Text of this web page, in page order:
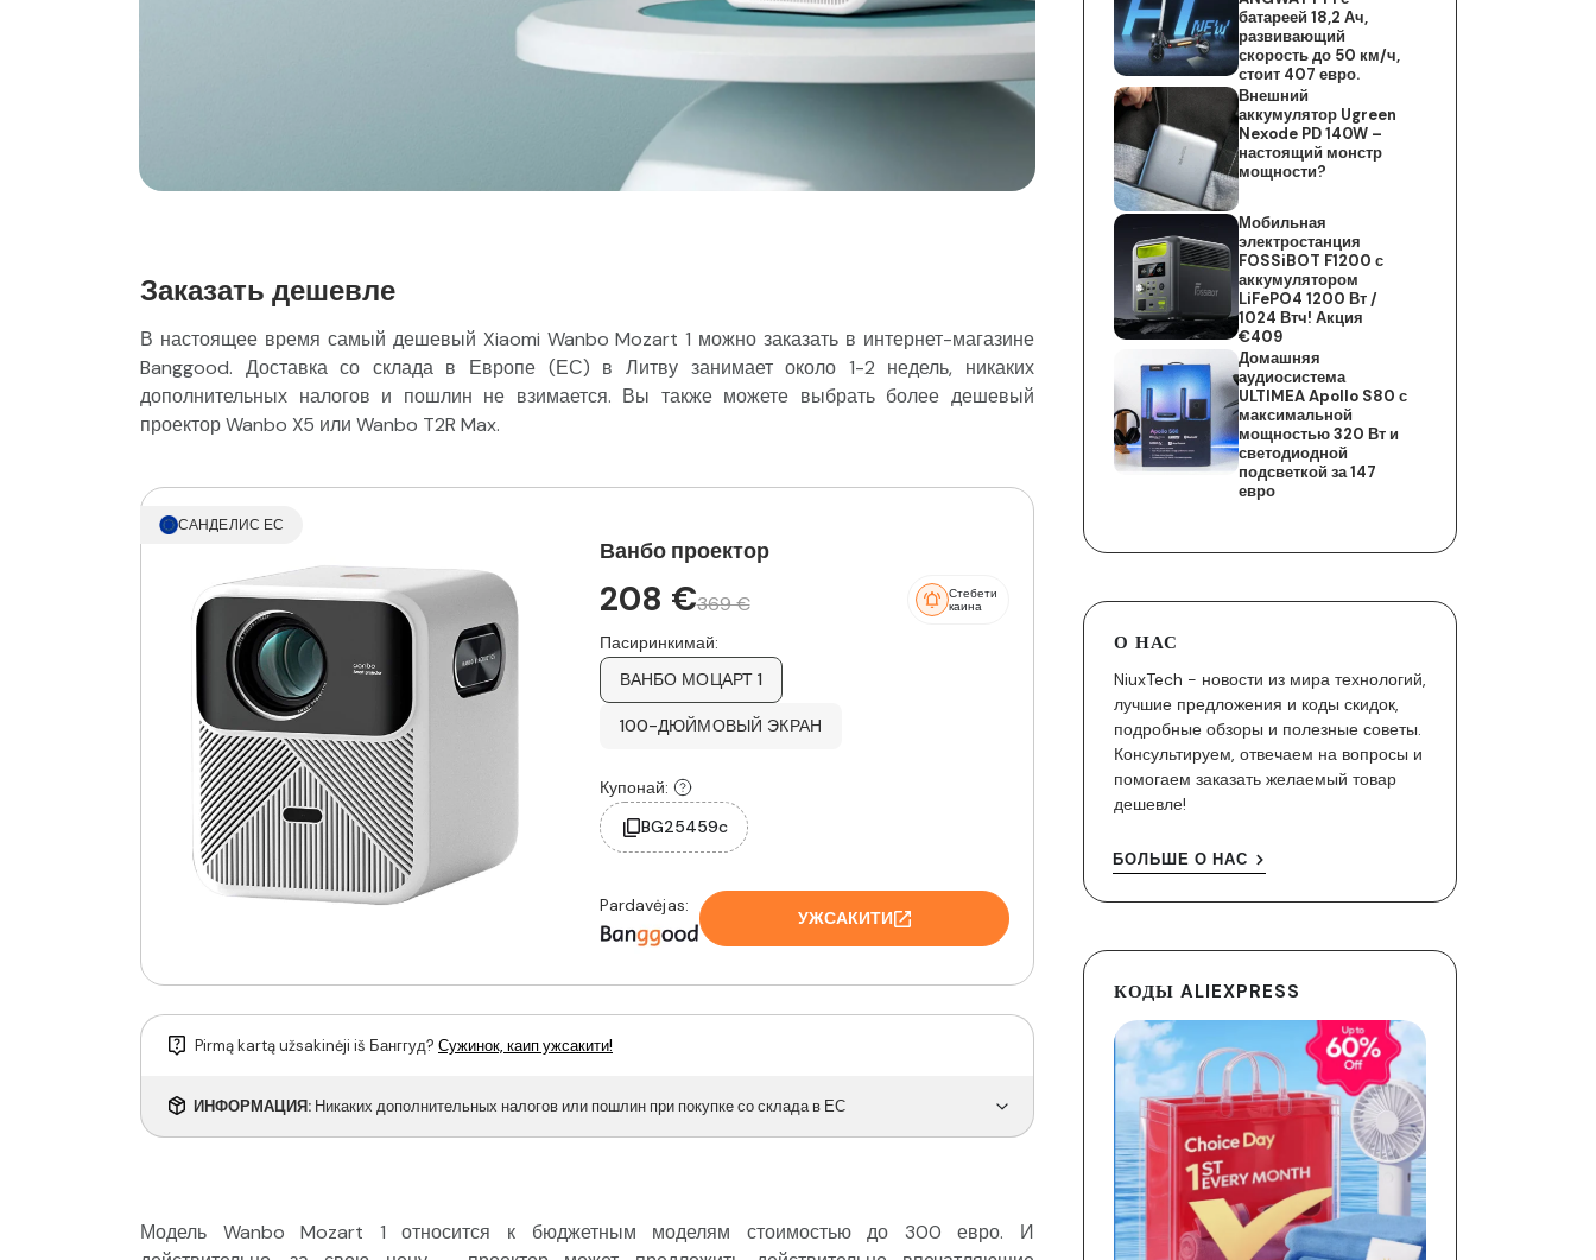
Заказать дешевле
В настоящее время самый дешевый Xiaomi Wanbo Mozart 1 можно заказать в интернет-магазине
Banggood. Доставка со склада в Европе (ЕС) в Литву занимает около 1-2 недель, никаких
дополнительных налогов и пошлин не взимается. Вы также можете выбрать более дешевый
проектор Wanbo X5 или Wanbo T2R Max.
САНДЕЛИС ЕС
Ванбо проектор
208 €369 €
Стебети
каина
Пасиринкимай:
ВАНБО МОЦАРТ 1
100-ДЮЙМОВЫЙ ЭКРАН
Купонай:
BG25459c
Pardavėjas:
УЖСАКИТИ
Pirmą kartą užsakinėji iš Банггуд? Сужинок, каип ужсакити!
ИНФОРМАЦИЯ: Никаких дополнительных налогов или пошлин при покупке со склада в ЕС
Модель Wanbo Mozart 1 относится к бюджетным моделям стоимостью до 300 евро. И
батареей 18,2 Ач,
развивающий
скорость до 50 км/ч,
стоит 407 евро.
Внешний
аккумулятор Ugreen
Nexode PD 140W –
настоящий монстр
мощности?
Мобильная
электростанция
FOSSiBOT F1200 с
аккумулятором
LiFePO4 1200 Вт /
1024 Втч! Акция
€409
Домашняя
аудиосистема
ULTIMEA Apollo S80 с
максимальной
мощностью 320 Вт и
светодиодной
подсветкой за 147
евро
О НАС
NiuxTech - новости из мира технологий,
лучшие предложения и коды скидок,
подробные обзоры и полезные советы.
Консультируем, отвечаем на вопросы и
помогаем заказать желаемый товар
дешевле!
БОЛЬШЕ О НАС
КОДЫ ALIEXPRESS